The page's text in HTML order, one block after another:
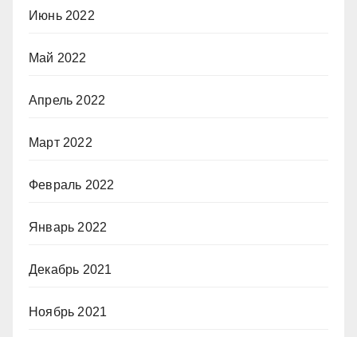
Июнь 2022
Май 2022
Апрель 2022
Март 2022
Февраль 2022
Январь 2022
Декабрь 2021
Ноябрь 2021